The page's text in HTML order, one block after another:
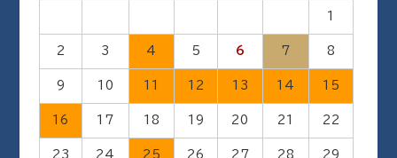
2 3 4 5 6 7 8
9 10 12 13 14 15
16 17 18 19 20 21 22
23 24 25 26 27 28 29